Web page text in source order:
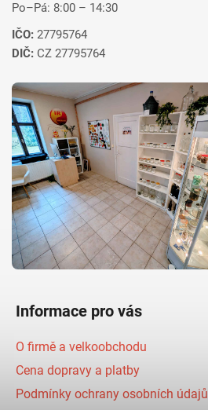
Po–Pá: 8:00 – 14:30
IČO: 27795764
DIČ: CZ 27795764
Informace pro vás
O firmě a velkoobchodu
Cena dopravy a platby
Podmínky ochrany osobních údajů